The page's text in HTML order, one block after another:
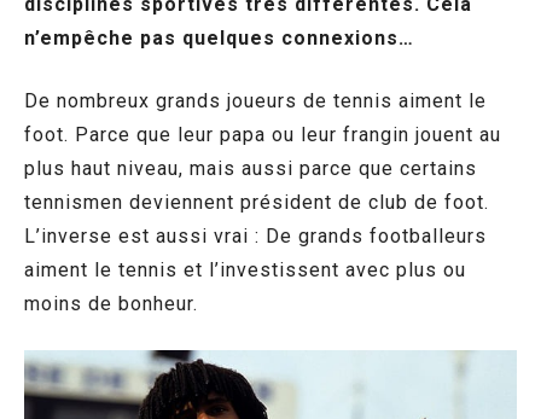
n’empêche pas quelques connexions…
De nombreux grands joueurs de tennis aiment le
foot. Parce que leur papa ou leur frangin jouent au
plus haut niveau, mais aussi parce que certains
tennismen deviennent président de club de foot.
L’inverse est aussi vrai : De grands footballeurs
aiment le tennis et l’investissent avec plus ou
moins de bonheur.